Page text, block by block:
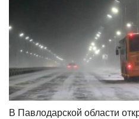
В Павлодарской области